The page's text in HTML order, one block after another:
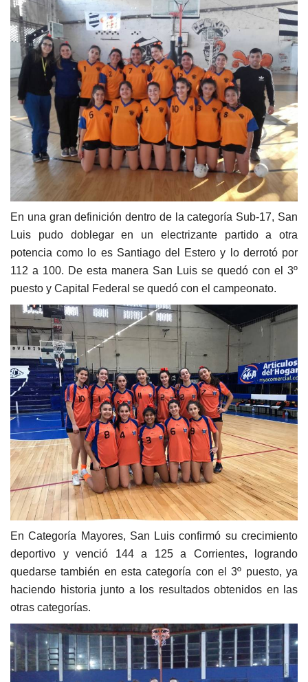
En una gran definición dentro de la categoría Sub-17, San
Luis pudo doblegar en un electrizante partido a otra
potencia como lo es Santiago del Estero y lo derrotó por
112 a 100. De esta manera San Luis se quedó con el 3º
puesto y Capital Federal se quedó con el campeonato.
En Categoría Mayores, San Luis confirmó su crecimiento
deportivo y venció 144 a 125 a Corrientes, logrando
quedarse también en esta categoría con el 3º puesto, ya
haciendo historia junto a los resultados obtenidos en las
otras categorías.